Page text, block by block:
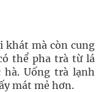
khát mà còn cung
thể pha trà từ lá
Uống trà lạnh
mát mẻ hơn.